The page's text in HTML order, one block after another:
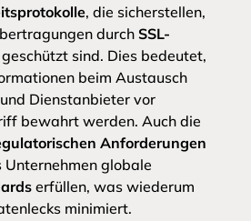
, die sicherstellen,
durch SSL-
geschützt sind. Dies bedeutet,
beim Austausch
Dienstanbieter vor
bewahrt werden. Auch die
Anforderungen
Unternehmen globale
erfüllen, was wiederum
minimiert.